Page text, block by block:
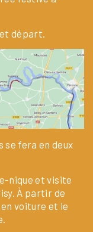
départ.
se fera en deux
nique et visite
À partir de
voiture et le